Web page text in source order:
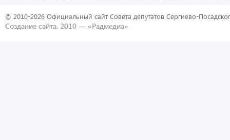
© 2010-2026 Официальный сайт Совета депутатов Сергиево-
Создание сайта, 2010 — «Радмедиа»